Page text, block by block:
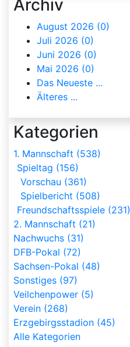
Archiv
August 2026 (0)
Juli 2026 (0)
Juni 2026 (0)
Mai 2026 (0)
Das Neueste ...
Älteres ...
Kategorien
1. Mannschaft (538)
Spieltag (156)
Vorschau (361)
Spielbericht (508)
Freundschaftsspiele (231)
2. Mannschaft (21)
Nachwuchs (31)
DFB-Pokal (72)
Sachsen-Pokal (48)
Sonstiges (97)
Veilchenpower (5)
Verein (268)
Erzgebirgsstadion (45)
Alle Kategorien